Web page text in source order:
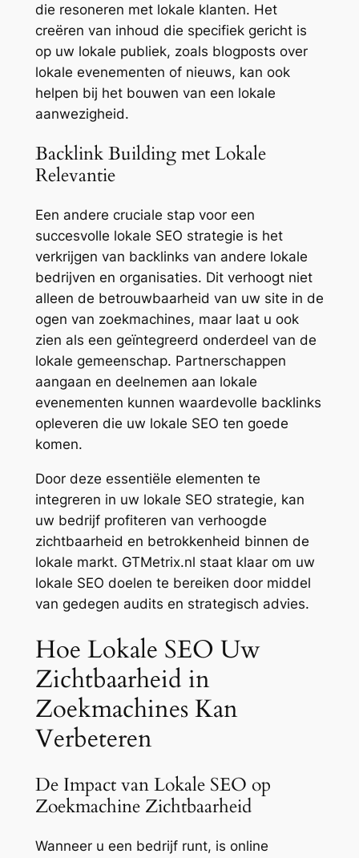
die resoneren met lokale klanten. Het
creëren van inhoud die specifiek gericht is
op uw lokale publiek, zoals blogposts over
lokale evenementen of nieuws, kan ook
helpen bij het bouwen van een lokale
aanwezigheid.
Backlink Building met Lokale
Relevantie
Een andere cruciale stap voor een
succesvolle lokale SEO strategie is het
verkrijgen van backlinks van andere lokale
bedrijven en organisaties. Dit verhoogt niet
alleen de betrouwbaarheid van uw site in de
ogen van zoekmachines, maar laat u ook
zien als een geïntegreerd onderdeel van de
lokale gemeenschap. Partnerschappen
aangaan en deelnemen aan lokale
evenementen kunnen waardevolle backlinks
opleveren die uw lokale SEO ten goede
komen.
Door deze essentiële elementen te
integreren in uw lokale SEO strategie, kan
uw bedrijf profiteren van verhoogde
zichtbaarheid en betrokkenheid binnen de
lokale markt. GTMetrix.nl staat klaar om uw
lokale SEO doelen te bereiken door middel
van gedegen audits en strategisch advies.
Hoe Lokale SEO Uw
Zichtbaarheid in
Zoekmachines Kan
Verbeteren
De Impact van Lokale SEO op
Zoekmachine Zichtbaarheid
Wanneer u een bedrijf runt, is online